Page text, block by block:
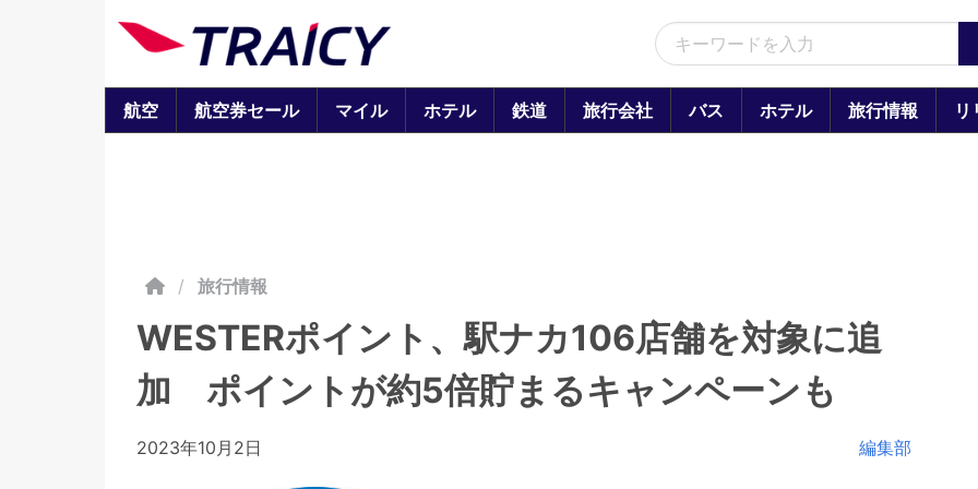
航空 航空券セール マイル ホテル 鉄道 旅行会社 バス ホテル 旅行情報 リ
/ 旅行情報
WESTERポイント、駅ナカ106店舗を対象に追
加 ポイントが約5倍貯まるキャンペーンも
2023年10月2日 編集部